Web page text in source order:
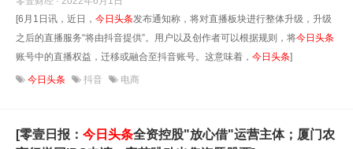
[6月1日讯，近日， 今日头条发布通知称，将对直播板块进行整体升级，升级
之后的直播服务“将由抖音提供”。用户以及创作者可以根据规则，将今日头条
账号中的直播权益，迁移或融合至抖音账号。这意味着， 今日头条]
今日头条 抖音 电商
[零壹日报： 今日头条全资控股"放心借"运营主体；厦门农